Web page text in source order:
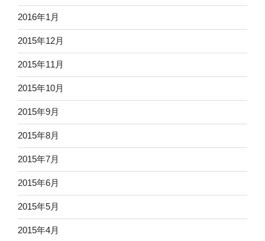
2016年1月
2015年12月
2015年11月
2015年10月
2015年9月
2015年8月
2015年7月
2015年6月
2015年5月
2015年4月